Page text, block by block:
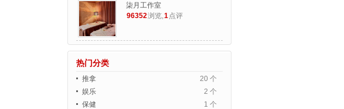
柒月工作室
96352浏览, 1 点评
热门分类
20 个
推拿
2 个
娱乐
1 个
保健